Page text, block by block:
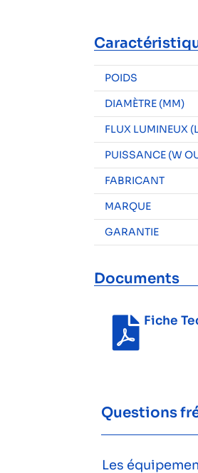
POIDS
DIAMÈTRE (MM)
FLUX LUMINEUX
PUISSANCE (W
FABRICANT
MARQUE
GARANTIE
Documents
Fiche
Questions
Les